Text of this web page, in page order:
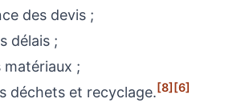
des devis ;
délais ;
matériaux ;
déchets et recyclage.[8][6]